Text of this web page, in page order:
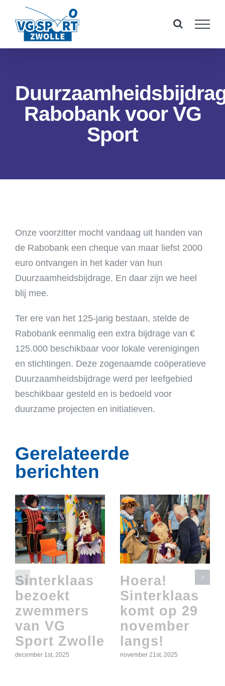
naar
Rabobank voor VG
Sport
Onze voorzitter mocht vandaag uit handen van
de Rabobank een cheque van maar liefst 2000
euro ontvangen in het kader van hun
Duurzaamheidsbijdrage. En daar zijn we heel
blij mee.
Ter ere van het 125-jarig bestaan, stelde de
Rabobank eenmalig een extra bijdrage van €
125.000 beschikbaar voor lokale verenigingen
en stichtingen. Deze zogenaamde coöperatieve
Duurzaamheidsbijdrage werd per leefgebied
beschikbaar gesteld en is bedoeld voor
duurzame projecten en initiatieven.
Gerelateerde
berichten
Sinterklaas
bezoekt
zwemmers
van VG
Sport Zwolle
december 1st, 2025
Hoera!
Sinterklaas
komt op 29
november
langs!
november 21st, 2025